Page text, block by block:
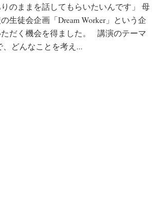
りのままを話してもらいたいんです」 母
生徒会企画「Dream Worker」という企
だく機会を得ました。 講演のテーマ
どんなことを考え...